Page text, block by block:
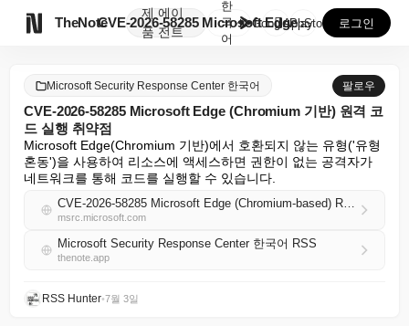
TheNote
제
품
에이
전트
CVE-2026-58285 Microsoft Edge ...
한
국
어
GooglePlay
AppStore 로그인
Microsoft Security Response Center 한국어 팔로우
CVE-2026-58285 Microsoft Edge (Chromium 기반) 원격 코
드 실행 취약점
Microsoft Edge(Chromium 기반)에서 호환되지 않는 유형('유형
혼동')을 사용하여 리소스에 액세스하면 권한이 없는 공격자가
네트워크를 통해 코드를 실행할 수 있습니다.
CVE-2026-58285 Microsoft Edge (Chromium-based) Remote Code Execution Vulnerability
msrc.microsoft.com
Microsoft Security Response Center 한국어 RSS
thenote.app
RSS Hunter•7월 3일